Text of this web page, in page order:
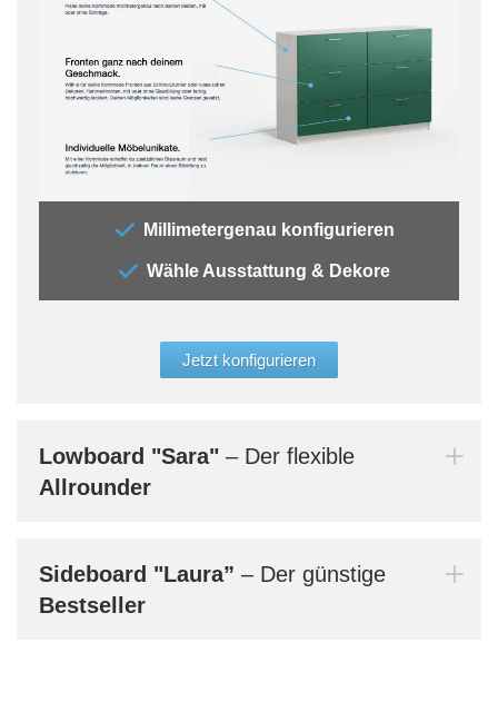
Millimetergenau konfigurieren
Wähle Ausstattung & Dekore
Jetzt konfigurieren
Lowboard "Sara" – Der flexible
Allrounder
Sideboard "Laura” – Der günstige
Bestseller